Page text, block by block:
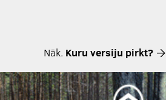
Nāk. Kuru versiju pirkt?